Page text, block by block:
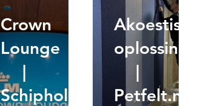
Crown
Lounge
|
Schiphol
oplossing
|
Petfelt.nl